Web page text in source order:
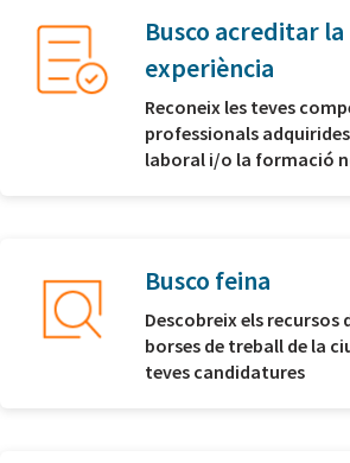
Busco acreditar la
experiència
Reconeix les teves
professionals
laboral i/o la formació
Busco feina
Descobreix els recursos
borses de treball de la
teves candidatures